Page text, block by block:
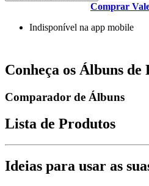
Comprar
Indisponível na app mobile
Conheça os Álbuns de
Comparador de Álbuns
Lista de Produtos
Ideias para usar as